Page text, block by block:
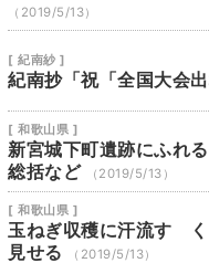
（2019/5/13）
[ 紀南紗 ]
紀南抄「祝「全国大会出
[ 和歌山県 ]
新宮城下町遺跡にふ
総括など
（2019/5/13）
[ 和歌山県 ]
玉ねぎ収穫に汗流す
見せる
（2019/5/13）